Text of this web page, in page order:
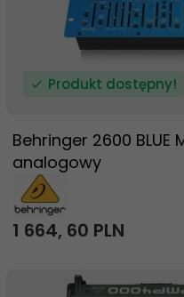
Produkt dostępny!
Behringer 2600 BLUE
analogowy
1 664, 60 PLN